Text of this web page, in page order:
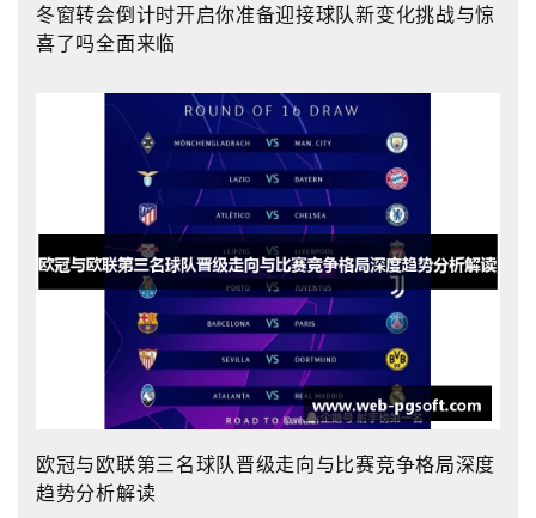
冬窗转会倒计时开启你准备迎接球队新变化挑战与惊
喜了吗全面来临
欧冠与欧联第三名球队晋级走向与比赛竞争格局深度
趋势分析解读